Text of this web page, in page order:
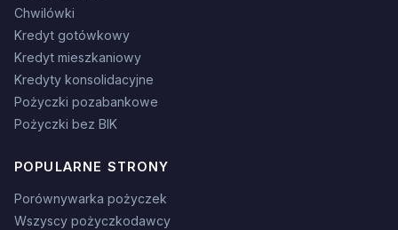
Chwilówki
Kredyt gotówkowy
Kredyt mieszkaniowy
Kredyty konsolidacyjne
Pożyczki pozabankowe
Pożyczki bez BIK
POPULARNE STRONY
Porównywarka pożyczek
Wszyscy pożyczkodawcy